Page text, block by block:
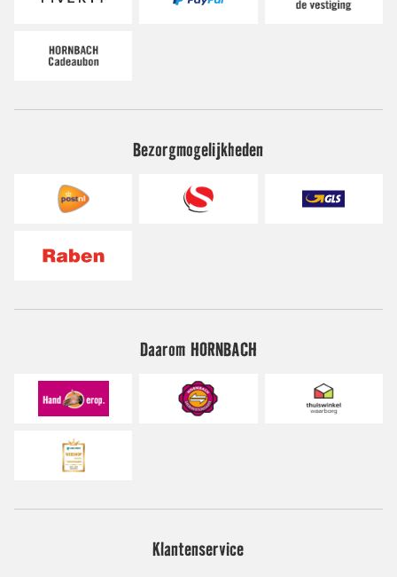
Bezorgmogelijkheden
Daarom HORNBACH
Klantenservice